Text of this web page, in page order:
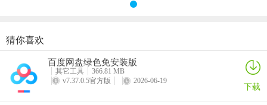
8、真实化的物理引擎特效，可以让玩家们在游戏中来获得更多的模
拟。小编点评
9、公平竞争，顶尖防作弊技术，跑的快，输赢看水平，享受公平。软
件优势
猜你喜欢
百度网盘绿色免安装版
其它工具
366.81 MB
v7.37.0.5官方版
2026-06-19 下载